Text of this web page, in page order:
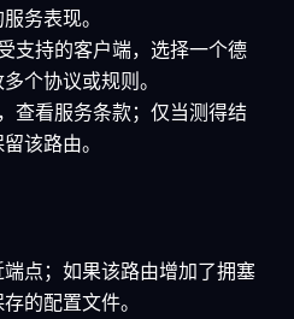
务表现。
支持的客户端，选择一个德
个协议或规则。
查看服务条款；仅当测得结
该路由。
点；如果该路由增加了拥塞
的配置文件。